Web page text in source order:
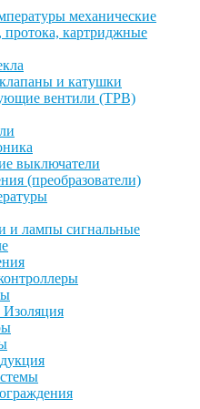
механические
протока, картриджные
и катушки
вентили (ТРВ)
выключатели
(преобразователи)
и лампы сигнальные